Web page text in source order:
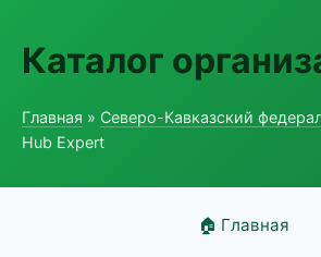
Каталог
Главная » Северо-Кавказский
Hub Expert
🏠 Главная